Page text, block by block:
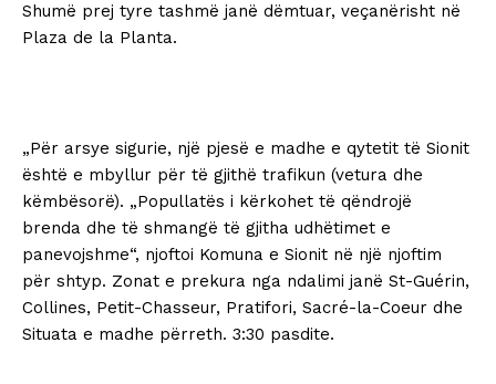
Shumë prej tyre tashmë janë dëmtuar, veçanërisht në
Plaza de la Planta.
„Për arsye sigurie, një pjesë e madhe e qytetit të Sionit
është e mbyllur për të gjithë trafikun (vetura dhe
këmbësorë). „Popullatës i kërkohet të qëndrojë
brenda dhe të shmangë të gjitha udhëtimet e
panevojshme“, njoftoi Komuna e Sionit në një njoftim
për shtyp. Zonat e prekura nga ndalimi janë St-Guérin,
Collines, Petit-Chasseur, Pratifori, Sacré-la-Coeur dhe
Situata e madhe përreth. 3:30 pasdite.